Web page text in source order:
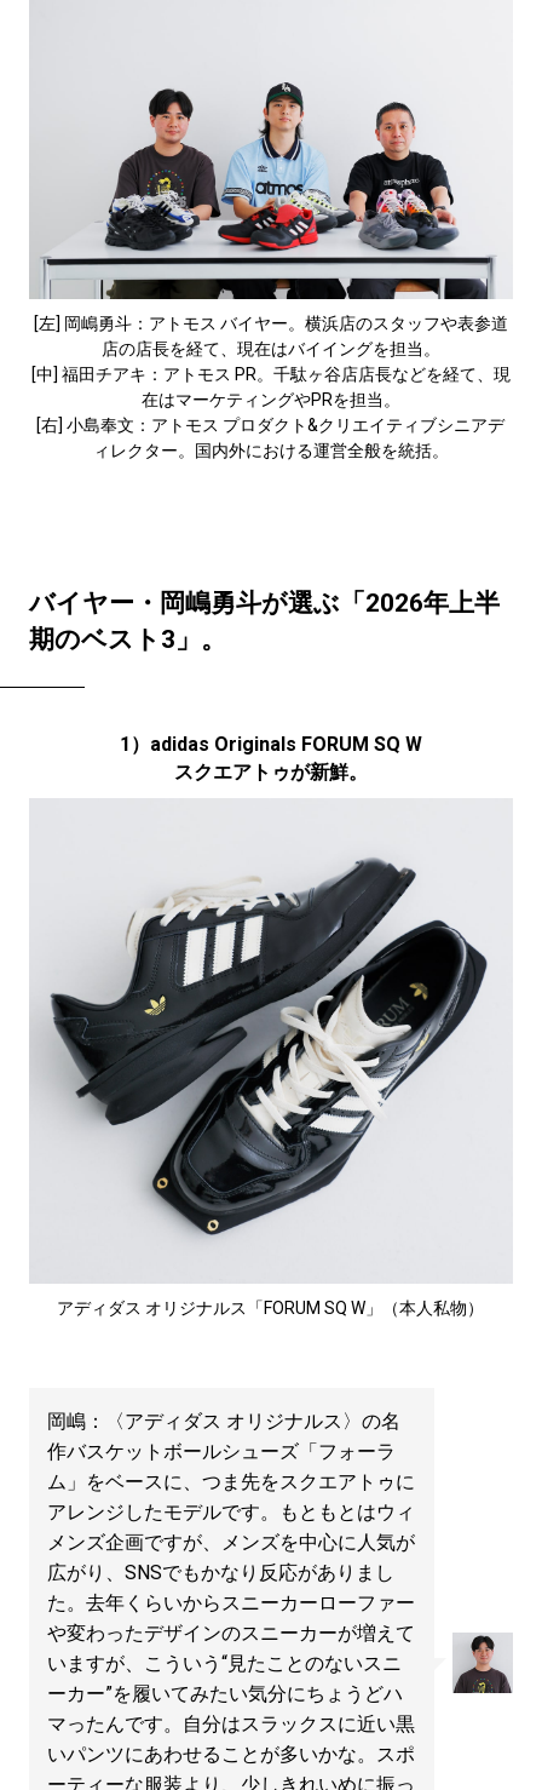
[左] 岡嶋勇斗：アトモス バイヤー。横浜店のスタッフや表参道
店の店長を経て、現在はバイイングを担当。
[中] 福田チアキ：アトモス PR。千駄ヶ谷店店長などを経て、現
在はマーケティングやPRを担当。
[右] 小島奉文：アトモス プロダクト&クリエイティブシニアデ
ィレクター。国内外における運営全般を統括。
バイヤー・岡嶋勇斗が選ぶ「2026年上半
期のベスト3」。
1）adidas Originals FORUM SQ W
スクエアトゥが新鮮。
アディダス オリジナルス「FORUM SQ W」（本人私物）
岡嶋：〈アディダス オリジナルス〉の名
作バスケットボールシューズ「フォーラ
ム」をベースに、つま先をスクエアトゥに
アレンジしたモデルです。もともとはウィ
メンズ企画ですが、メンズを中心に人気が
広がり、SNSでもかなり反応がありまし
た。去年くらいからスニーカーローファー
や変わったデザインのスニーカーが増えて
いますが、こういう“見たことのないスニ
ーカー”を履いてみたい気分にちょうどハ
マったんです。自分はスラックスに近い黒
いパンツにあわせることが多いかな。スポ
ーティーな服装より、少しきれいめに振っ